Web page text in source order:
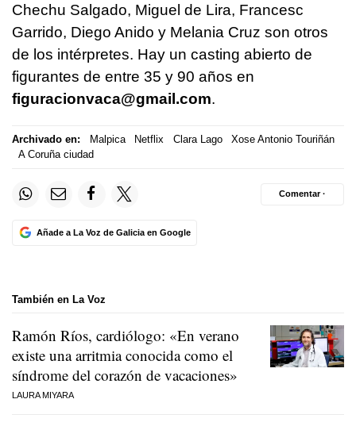
Chechu Salgado, Miguel de Lira, Francesc
Garrido, Diego Anido y Melania Cruz son otros
de los intérpretes. Hay un casting abierto de
figurantes de entre 35 y 90 años en
figuracionvaca@gmail.com.
Archivado en: Malpica Netflix Clara Lago
Xose Antonio Touriñán
A Coruña ciudad
Añade a La Voz de Galicia en Google
Comentar ·
También en La Voz
Ramón Ríos, cardiólogo: «En verano
existe una arritmia conocida como el
síndrome del corazón de vacaciones»
LAURA MIYARA